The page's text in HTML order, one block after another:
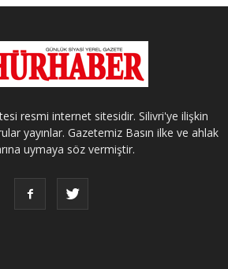
resmi internet sitesidir. Silivri'ye ilişkin
yayınlar. Gazetemiz Basın ilke ve ahlak
uymaya söz vermiştir.